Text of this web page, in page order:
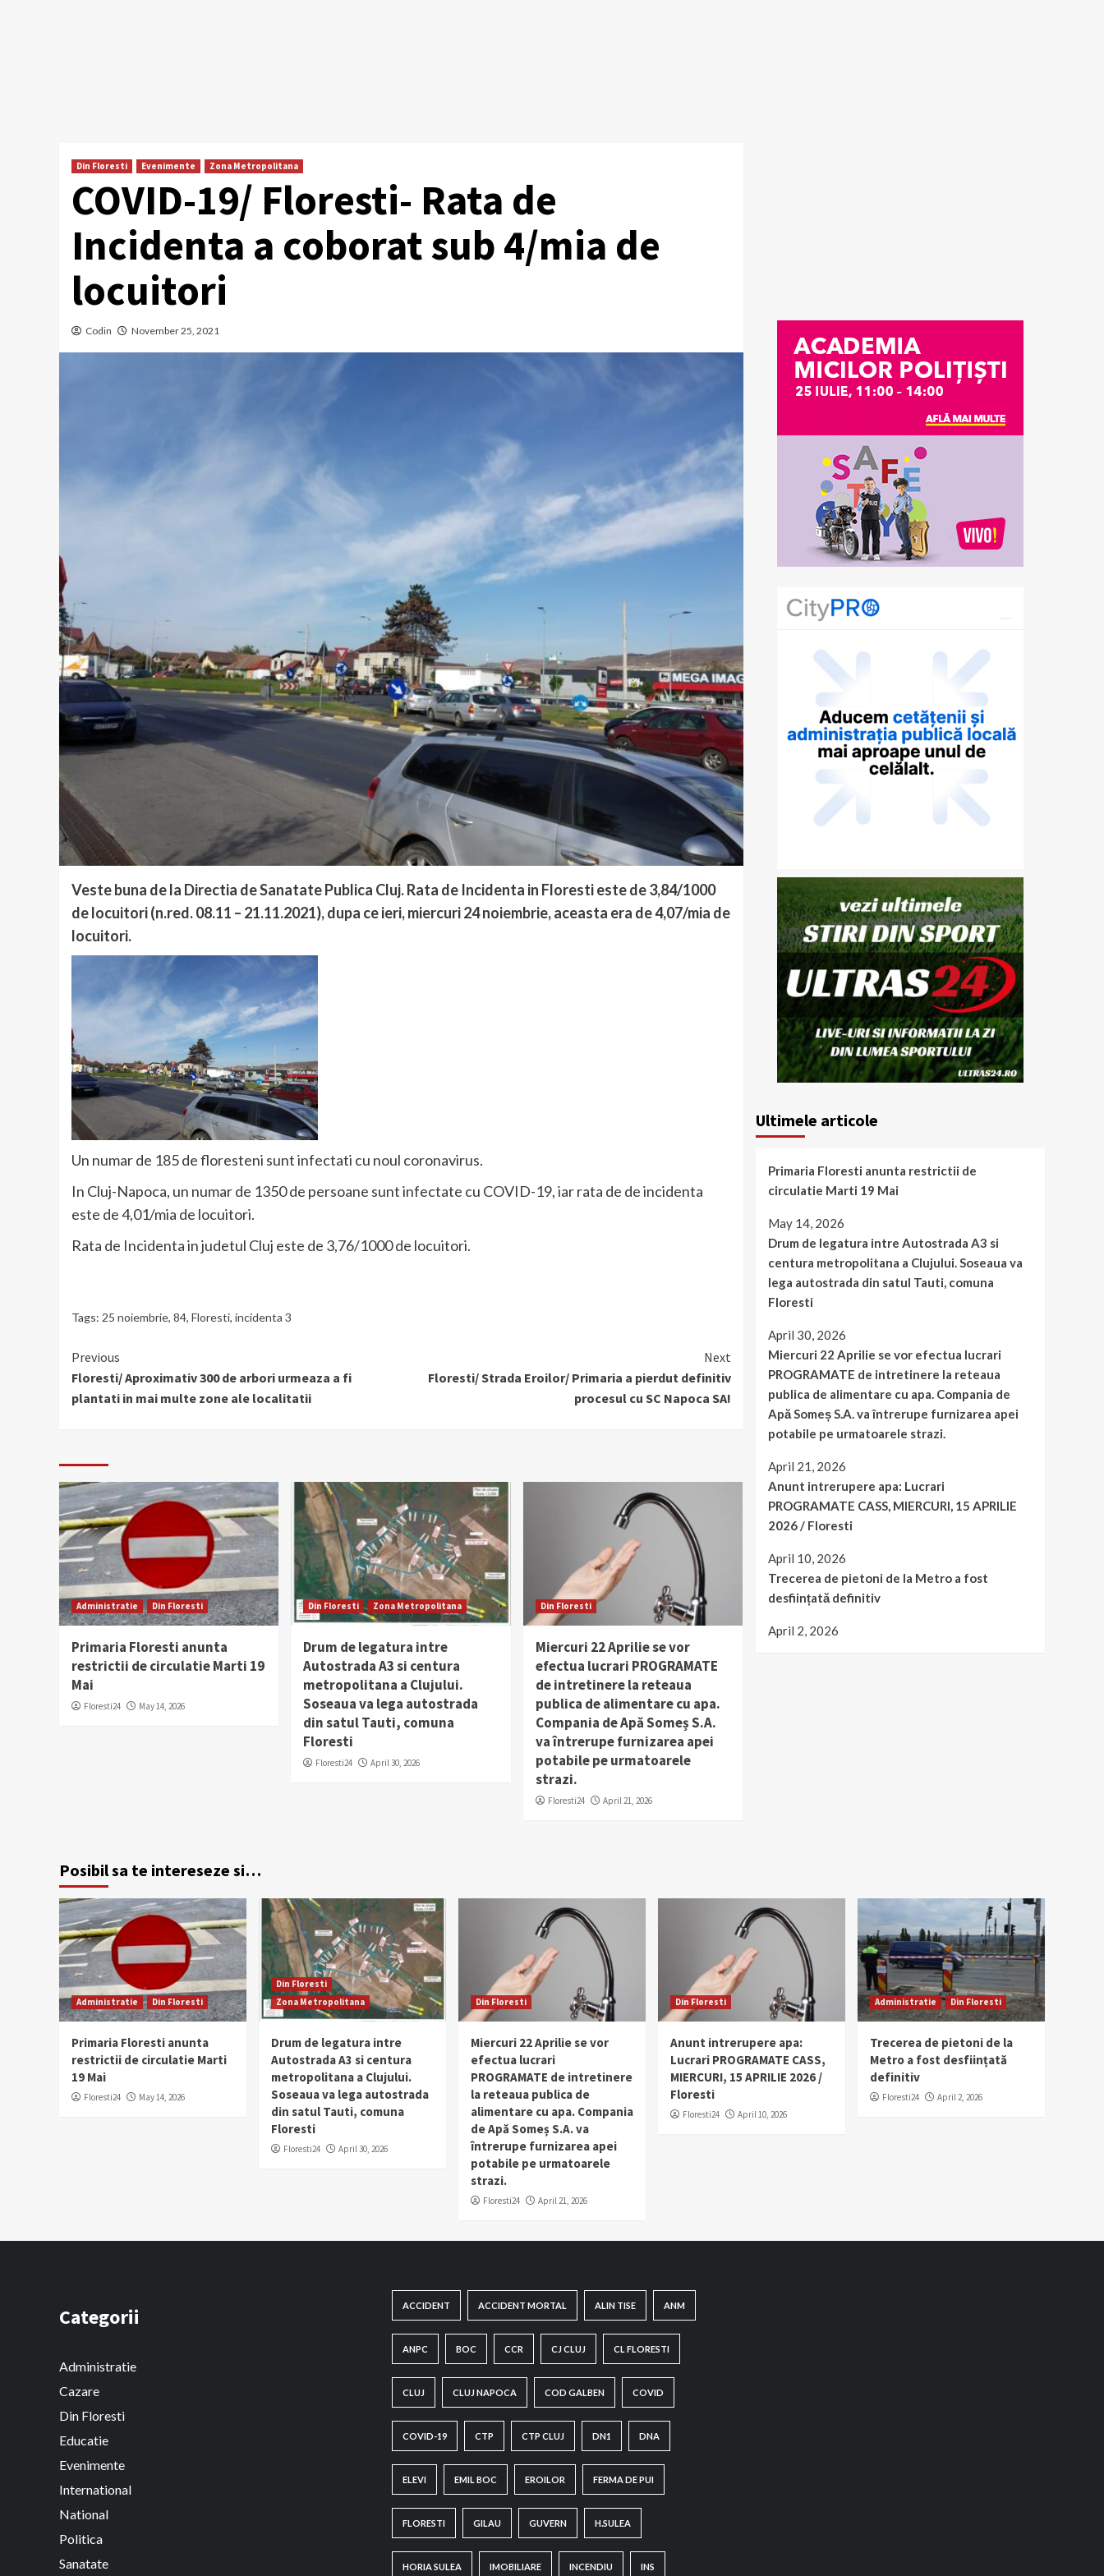
Din Floresti Evenimente Zona Metropolitana
COVID-19/ Floresti- Rata de
Incidenta a coborat sub 4/mia de
locuitori
Codin November 25, 2021
Veste buna de la Directia de Sanatate Publica Cluj. Rata de Incidenta in Floresti este de 3,84/1000
de locuitori (n.red. 08.11 – 21.11.2021), dupa ce ieri, miercuri 24 noiembrie, aceasta era de 4,07/mia de
locuitori.
Un numar de 185 de floresteni sunt infectati cu noul coronavirus.
In Cluj-Napoca, un numar de 1350 de persoane sunt infectate cu COVID-19, iar rata de de incidenta
este de 4,01/mia de locuitori.
Rata de Incidenta in judetul Cluj este de 3,76/1000 de locuitori.
Tags: 25 noiembrie, 84, Floresti, incidenta 3
Continue
Reading
Previous
Floresti/ Aproximativ 300 de arbori urmeaza a fi
plantati in mai multe zone ale localitatii
Next
Floresti/ Strada Eroilor/ Primaria a pierdut definitiv
procesul cu SC Napoca SA!
Administratie Din Floresti
Primaria Floresti anunta
restrictii de circulatie Marti 19
Mai
Floresti24 May 14, 2026
Din Floresti Zona Metropolitana
Drum de legatura intre
Autostrada A3 si centura
metropolitana a Clujului.
Soseaua va lega autostrada
din satul Tauti, comuna
Floresti
Floresti24 April 30, 2026
Din Floresti
Miercuri 22 Aprilie se vor
efectua lucrari PROGRAMATE
de intretinere la reteaua
publica de alimentare cu apa.
Compania de Apă Someș S.A.
va întrerupe furnizarea apei
potabile pe urmatoarele
strazi.
Floresti24 April 21, 2026
Ultimele articole
Primaria Floresti anunta restrictii de
circulatie Marti 19 Mai
May 14, 2026
Drum de legatura intre Autostrada A3 si
centura metropolitana a Clujului. Soseaua va
lega autostrada din satul Tauti, comuna
Floresti
April 30, 2026
Miercuri 22 Aprilie se vor efectua lucrari
PROGRAMATE de intretinere la reteaua
publica de alimentare cu apa. Compania de
Apă Someș S.A. va întrerupe furnizarea apei
potabile pe urmatoarele strazi.
April 21, 2026
Anunt intrerupere apa: Lucrari
PROGRAMATE CASS, MIERCURI, 15 APRILIE
2026 / Floresti
April 10, 2026
Trecerea de pietoni de la Metro a fost
desființată definitiv
April 2, 2026
Posibil sa te intereseze si…
Administratie Din Floresti
Primaria Floresti anunta
restrictii de circulatie Marti
19 Mai
Floresti24 May 14, 2026
Din Floresti
Zona Metropolitana
Drum de legatura intre
Autostrada A3 si centura
metropolitana a Clujului.
Soseaua va lega autostrada
din satul Tauti, comuna
Floresti
Floresti24 April 30, 2026
Din Floresti
Miercuri 22 Aprilie se vor
efectua lucrari
PROGRAMATE de intretinere
la reteaua publica de
alimentare cu apa. Compania
de Apă Someș S.A. va
întrerupe furnizarea apei
potabile pe urmatoarele
strazi.
Floresti24 April 21, 2026
Din Floresti
Anunt intrerupere apa:
Lucrari PROGRAMATE CASS,
MIERCURI, 15 APRILIE 2026 /
Floresti
Floresti24 April 10, 2026
Administratie Din Floresti
Trecerea de pietoni de la
Metro a fost desființată
definitiv
Floresti24 April 2, 2026
Categorii
Administratie
Cazare
Din Floresti
Educatie
Evenimente
International
National
Politica
Sanatate
ACCIDENT ACCIDENT MORTAL ALIN TISE ANM
ANPC BOC CCR CJ CLUJ CL FLORESTI
CLUJ CLUJ NAPOCA COD GALBEN COVID
COVID-19 CTP CTP CLUJ DN1 DNA
ELEVI EMIL BOC EROILOR FERMA DE PUI
FLORESTI GILAU GUVERN H.SULEA
HORIA SULEA IMOBILIARE INCENDIU INS